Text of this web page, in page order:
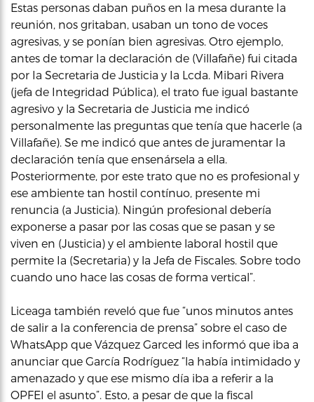
Estas personas daban puños en Ia mesa durante Ia
reunión, nos gritaban, usaban un tono de voces
agresivas, y se ponían bien agresivas. Otro ejemplo,
antes de tomar Ia declaración de (Villafañe) fui citada
por Ia Secretaria de Justicia y Ia Lcda. Mibari Rivera
(jefa de Integridad Pública), el trato fue igual bastante
agresivo y la Secretaria de Justicia me indicó
personalmente las preguntas que tenía que hacerle (a
Villafañe). Se me indicó que antes de juramentar Ia
declaración tenía que ensenársela a ella.
Posteriormente, por este trato que no es profesional y
ese ambiente tan hostil contínuo, presente mi
renuncia (a Justicia). Ningún profesional debería
exponerse a pasar por las cosas que se pasan y se
viven en (Justicia) y el ambiente laboral hostil que
permite Ia (Secretaria) y la Jefa de Fiscales. Sobre todo
cuando uno hace las cosas de forma vertical”.
Liceaga también reveló que fue “unos minutos antes
de salir a Ia conferencia de prensa” sobre el caso de
WhatsApp que Vázquez Garced les informó que iba a
anunciar que García Rodríguez “la había intimidado y
amenazado y que ese mismo día iba a referir a la
OPFEI el asunto”. Esto, a pesar de que la fiscal